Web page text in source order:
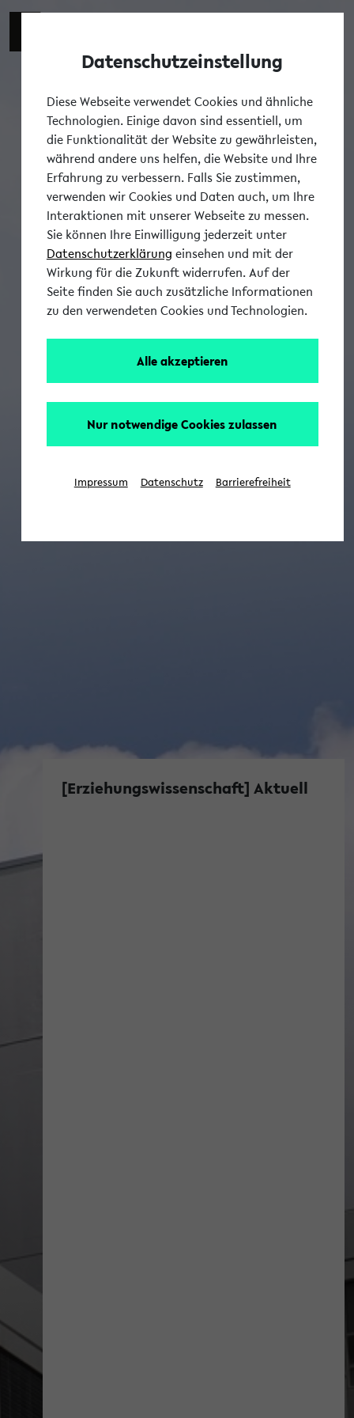
[Erziehungswissenschaft] Aktuell
Datenschutzeinstellung
Diese Webseite verwendet Cookies und ähnliche
Technologien. Einige davon sind essentiell, um
die Funktionalität der Website zu gewährleisten,
während andere uns helfen, die Website und Ihre
Erfahrung zu verbessern. Falls Sie zustimmen,
verwenden wir Cookies und Daten auch, um Ihre
Interaktionen mit unserer Webseite zu messen.
Sie können Ihre Einwilligung jederzeit unter
Datenschutzerklärung einsehen und mit der
Wirkung für die Zukunft widerrufen. Auf der
Seite finden Sie auch zusätzliche Informationen
zu den verwendeten Cookies und Technologien.
Alle akzeptieren
Nur notwendige Cookies zulassen
Impressum Datenschutz Barrierefreiheit